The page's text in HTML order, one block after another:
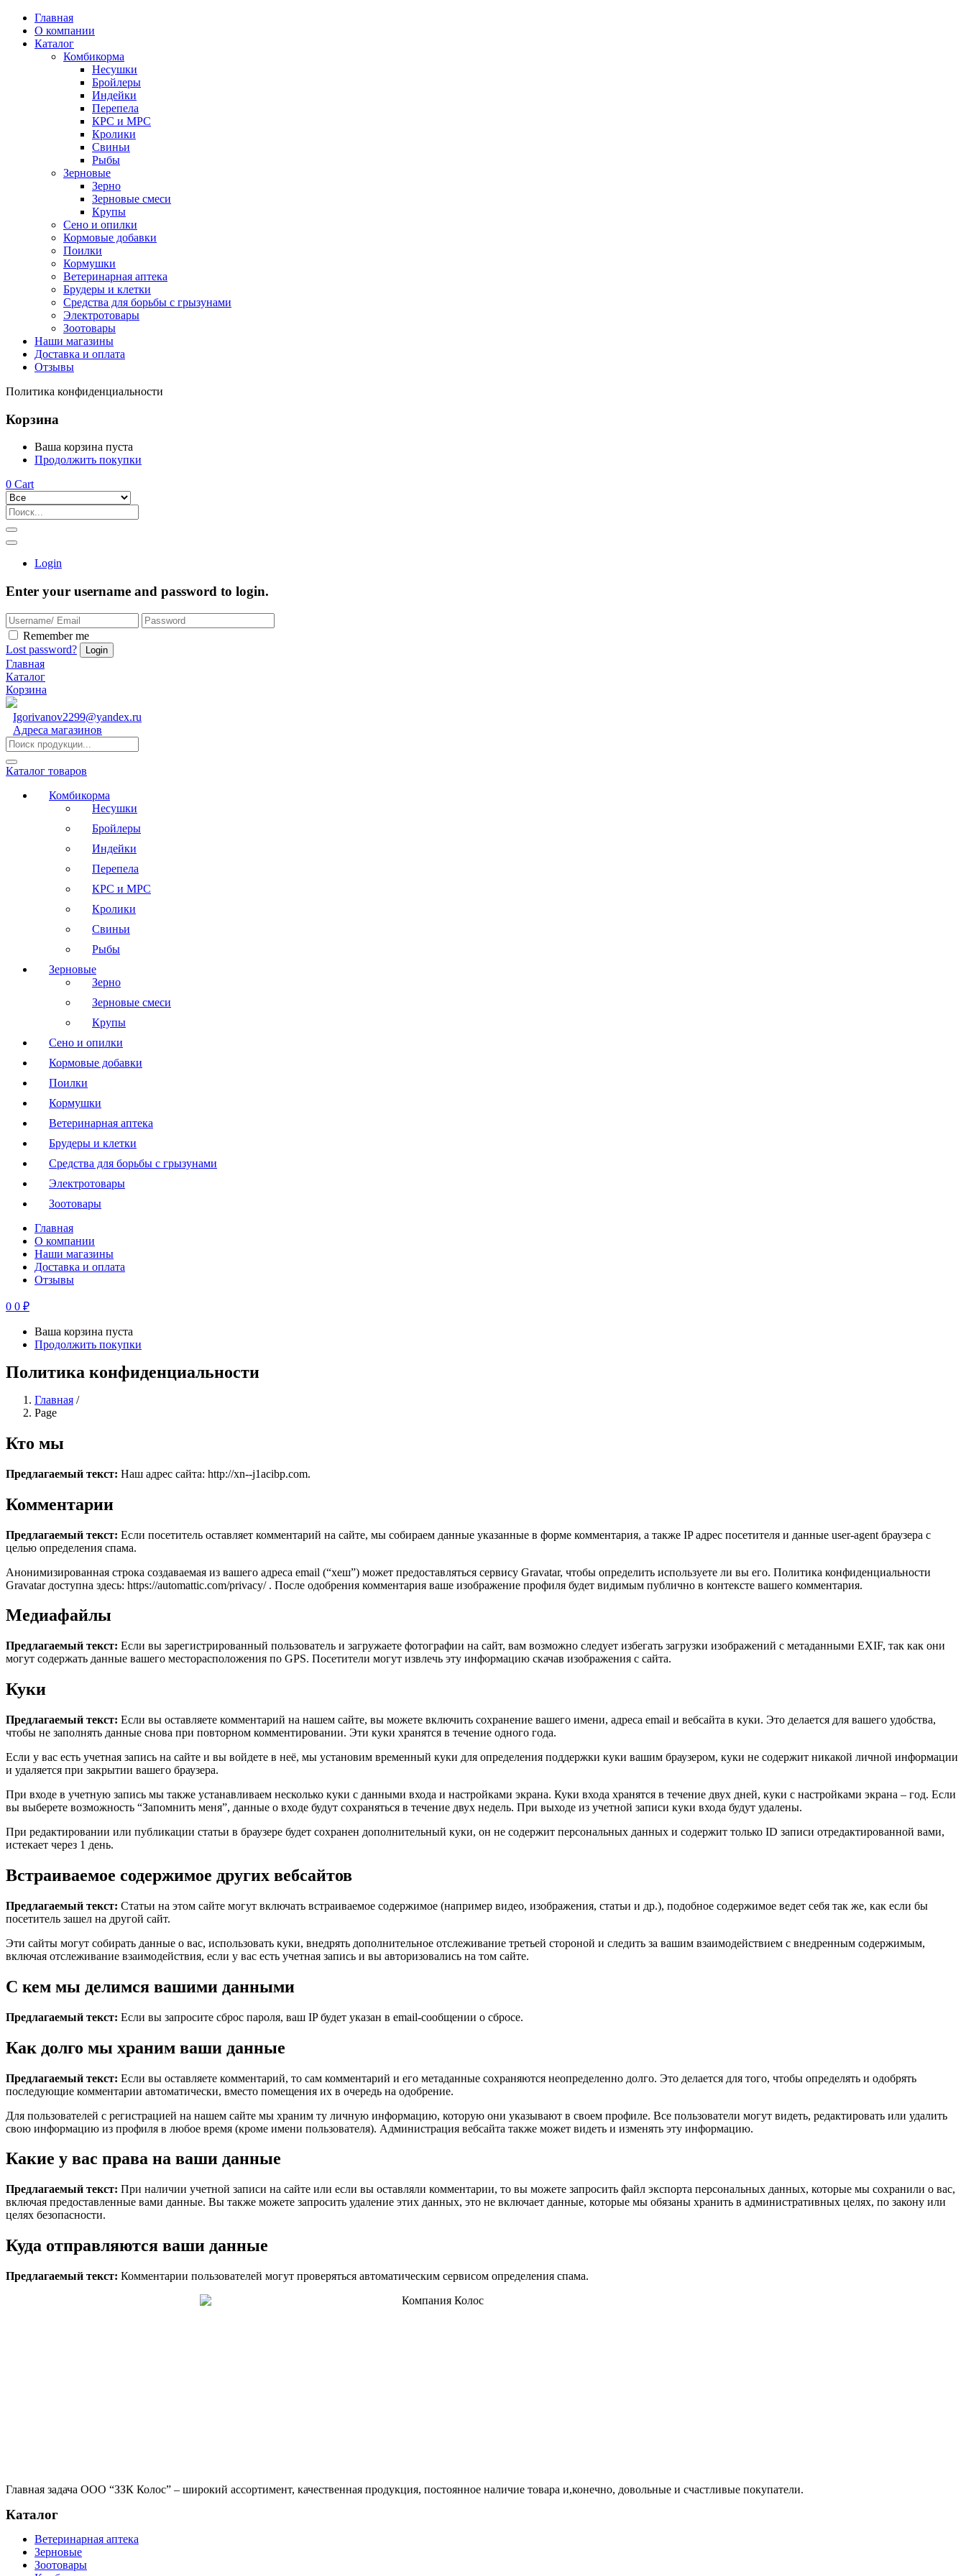
Главная
О компании
Каталог
Комбикорма
Несушки
Бройлеры
Индейки
Перепела
КРС и МРС
Кролики
Свиньи
Рыбы
Зерновые
Зерно
Зерновые смеси
Крупы
Сено и опилки
Кормовые добавки
Поилки
Кормушки
Ветеринарная аптека
Брудеры и клетки
Средства для борьбы с грызунами
Электротовары
Зоотовары
Наши магазины
Доставка и оплата
Отзывы
Политика конфиденциальности
Корзина
Ваша корзина пуста
Продолжить покупки
0 Cart
Login
Enter your username and password to login.
Remember me
Lost password?
Главная
Каталог
Корзина
Igorivanov2299@yandex.ru
Адреса магазинов
Каталог товаров
Комбикорма
Несушки
Бройлеры
Индейки
Перепела
КРС и МРС
Кролики
Свиньи
Рыбы
Зерновые
Зерно
Зерновые смеси
Крупы
Сено и опилки
Кормовые добавки
Поилки
Кормушки
Ветеринарная аптека
Брудеры и клетки
Средства для борьбы с грызунами
Электротовары
Зоотовары
Главная
О компании
Наши магазины
Доставка и оплата
Отзывы
0 0 ₽
Ваша корзина пуста
Продолжить покупки
Политика конфиденциальности
Главная /
Page
Кто мы
Предлагаемый текст: Наш адрес сайта: http://xn--j1acibp.com.
Комментарии
Предлагаемый текст: Если посетитель оставляет комментарий на сайте, мы собираем данные указанные в форме комментария, а также IP адрес посетителя и данные user-agent браузера с
целью определения спама.
Анонимизированная строка создаваемая из вашего адреса email (“хеш”) может предоставляться сервису Gravatar, чтобы определить используете ли вы его. Политика конфиденциальности
Gravatar доступна здесь: https://automattic.com/privacy/ . После одобрения комментария ваше изображение профиля будет видимым публично в контексте вашего комментария.
Медиафайлы
Предлагаемый текст: Если вы зарегистрированный пользователь и загружаете фотографии на сайт, вам возможно следует избегать загрузки изображений с метаданными EXIF, так как они
могут содержать данные вашего месторасположения по GPS. Посетители могут извлечь эту информацию скачав изображения с сайта.
Куки
Предлагаемый текст: Если вы оставляете комментарий на нашем сайте, вы можете включить сохранение вашего имени, адреса email и вебсайта в куки. Это делается для вашего удобства,
чтобы не заполнять данные снова при повторном комментировании. Эти куки хранятся в течение одного года.
Если у вас есть учетная запись на сайте и вы войдете в неё, мы установим временный куки для определения поддержки куки вашим браузером, куки не содержит никакой личной информации
и удаляется при закрытии вашего браузера.
При входе в учетную запись мы также устанавливаем несколько куки с данными входа и настройками экрана. Куки входа хранятся в течение двух дней, куки с настройками экрана – год. Если
вы выберете возможность “Запомнить меня”, данные о входе будут сохраняться в течение двух недель. При выходе из учетной записи куки входа будут удалены.
При редактировании или публикации статьи в браузере будет сохранен дополнительный куки, он не содержит персональных данных и содержит только ID записи отредактированной вами,
истекает через 1 день.
Встраиваемое содержимое других вебсайтов
Предлагаемый текст: Статьи на этом сайте могут включать встраиваемое содержимое (например видео, изображения, статьи и др.), подобное содержимое ведет себя так же, как если бы
посетитель зашел на другой сайт.
Эти сайты могут собирать данные о вас, использовать куки, внедрять дополнительное отслеживание третьей стороной и следить за вашим взаимодействием с внедренным содержимым,
включая отслеживание взаимодействия, если у вас есть учетная запись и вы авторизовались на том сайте.
С кем мы делимся вашими данными
Предлагаемый текст: Если вы запросите сброс пароля, ваш IP будет указан в email-сообщении о сбросе.
Как долго мы храним ваши данные
Предлагаемый текст: Если вы оставляете комментарий, то сам комментарий и его метаданные сохраняются неопределенно долго. Это делается для того, чтобы определять и одобрять
последующие комментарии автоматически, вместо помещения их в очередь на одобрение.
Для пользователей с регистрацией на нашем сайте мы храним ту личную информацию, которую они указывают в своем профиле. Все пользователи могут видеть, редактировать или удалить
свою информацию из профиля в любое время (кроме имени пользователя). Администрация вебсайта также может видеть и изменять эту информацию.
Какие у вас права на ваши данные
Предлагаемый текст: При наличии учетной записи на сайте или если вы оставляли комментарии, то вы можете запросить файл экспорта персональных данных, которые мы сохранили о вас,
включая предоставленные вами данные. Вы также можете запросить удаление этих данных, это не включает данные, которые мы обязаны хранить в административных целях, по закону или
целях безопасности.
Куда отправляются ваши данные
Предлагаемый текст: Комментарии пользователей могут проверяться автоматическим сервисом определения спама.
Главная задача ООО “ЗЗК Колос” – широкий ассортимент, качественная продукция, постоянное наличие товара и,конечно, довольные и счастливые покупатели.
Каталог
Ветеринарная аптека
Зерновые
Зоотовары